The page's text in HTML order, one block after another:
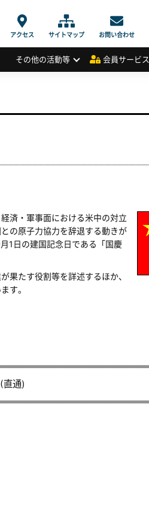
アクセス サイトマップ お問い合わせ
その他の活動等 会員サービス
済・軍事面における米中の対立
の原子力協力を辞退する動きが
1日の建国記念日である「国慶
果たす役割等を詳述するほか、
す。
(直通)